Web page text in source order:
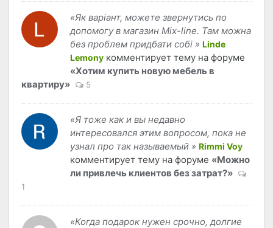
«Як варіант, можете звернутись по
допомогу в магазин Mix-line. Там можна
без проблем придбати собі » Linde
Lemony комментирует тему на форуме
«Хотим купить новую мебель в
квартиру»
5
«Я тоже как и вы недавно
интересовался этим вопросом, пока не
узнал про так называемый » Rimmi Voy
комментирует тему на форуме «Можно
ли привлечь клиентов без затрат?»
1
«Когда подарок нужен срочно, долгие